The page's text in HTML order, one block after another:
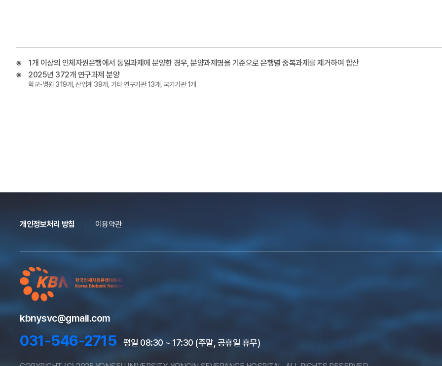
1개 이상의 인체자원은행에서 동일과제에 분양한 경우, 분양과제명을 기준으로 은행별 중복과제를 제거하여 합산
2025년 372개 연구과제 분양
학교•병원 319개, 산업계 39개, 기타 연구기관 13개, 국가기관 1개
개인정보처리 방침 이용약관
kbnysvc@gmail.com
031-546-2715 평일 08:30 ~ 17:30 (주말, 공휴일 휴무)